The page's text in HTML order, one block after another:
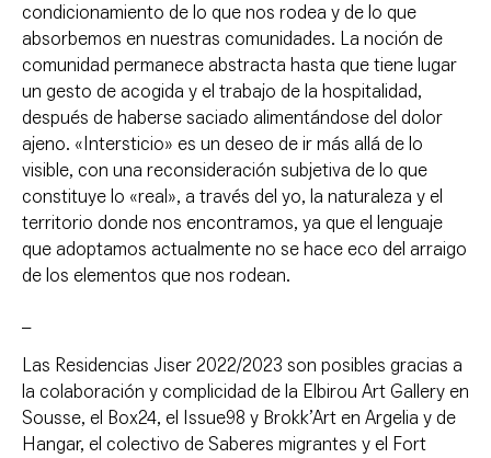
condicionamiento de lo que nos rodea y de lo que
absorbemos en nuestras comunidades. La noción de
comunidad permanece abstracta hasta que tiene lugar
un gesto de acogida y el trabajo de la hospitalidad,
después de haberse saciado alimentándose del dolor
ajeno. «Intersticio» es un deseo de ir más allá de lo
visible, con una reconsideración subjetiva de lo que
constituye lo «real», a través del yo, la naturaleza y el
territorio donde nos encontramos, ya que el lenguaje
que adoptamos actualmente no se hace eco del arraigo
de los elementos que nos rodean.
Las Residencias Jiser 2022/2023 son posibles gracias a
la colaboración y complicidad de la Elbirou Art Gallery en
Sousse, el Box24, el Issue98 y Brokk’Art en Argelia y de
Hangar, el colectivo de Saberes migrantes y el Fort